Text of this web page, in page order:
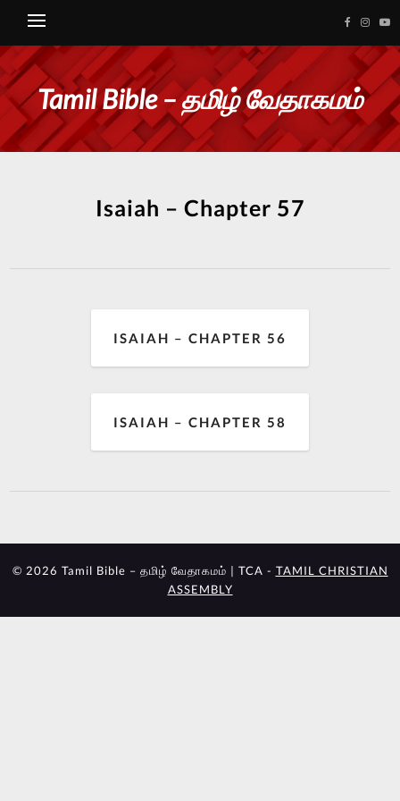
Tamil Bible – தமிழ் வேதாகமம்
Isaiah – Chapter 57
ISAIAH – CHAPTER 56
ISAIAH – CHAPTER 58
© 2026 Tamil Bible – தமிழ் வேதாகமம் | TCA - TAMIL CHRISTIAN
ASSEMBLY